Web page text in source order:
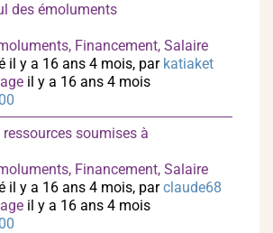
des émoluments
Financement, Salaire
il y a 16 ans 4 mois, par katiaket
il y a 16 ans 4 mois
soumises à
Financement, Salaire
il y a 16 ans 4 mois, parclaude68
il y a 16 ans 4 mois